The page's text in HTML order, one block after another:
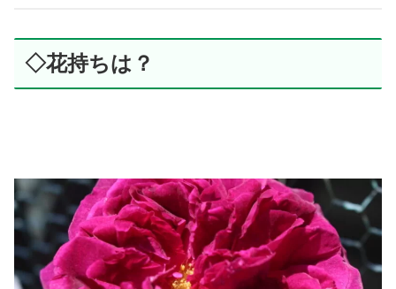
◇花持ちは？